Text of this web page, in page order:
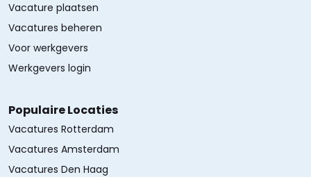
Vacature plaatsen
Vacatures beheren
Voor werkgevers
Werkgevers login
Populaire Locaties
Vacatures Rotterdam
Vacatures Amsterdam
Vacatures Den Haag